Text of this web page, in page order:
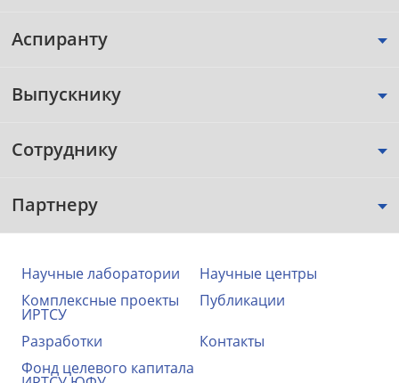
Аспиранту
Выпускнику
Сотруднику
Партнеру
Научные лаборатории
Научные центры
Комплексные проекты
ИРТСУ
Публикации
Разработки
Контакты
Фонд целевого капитала